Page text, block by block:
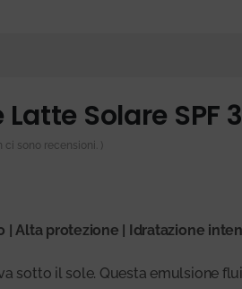
Solare SPF
ci sono recensioni. )
| Alta protezione | Idratazione
sotto il sole. Questa emulsione